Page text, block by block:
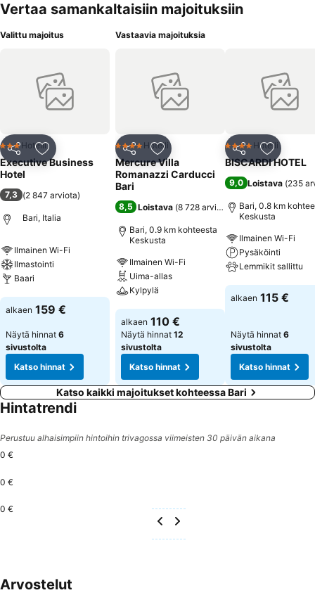
Vertaa samankaltaisiin majoituksiin
Valittu majoitus
Jaa Lisää suosikkeihin
3 Tähtiluokitus
Hotelli
Executive Business
Hotel
7,3 (2 847 arviota)
Bari, Italia
Ilmainen Wi-Fi
Ilmastointi
Baari
Katso hinnat
alkaen 159 €
Näytä hinnat 6
sivustolta
Katso hinnat
Vastaavia majoituksia
Jaa Lisää suosikkeihin
4 Tähtiluokitus
Hotelli
Mercure Villa
Romanazzi Carducci
Bari
8,5 Loistava (8 728 arviota)
Bari, 0.9 km kohteesta
Keskusta
Ilmainen Wi-Fi
Uima-allas
Kylpylä
Katso hinnat
alkaen 110 €
Näytä hinnat 12
sivustolta
Katso hinnat
Jaa Lisää
4 Tähtiluokitus
Hotelli
BISCARDI HOTEL
9,0 Loistava (235
Bari, 0.8 km
Keskusta
Ilmainen Wi-Fi
Pysäköinti
Lemmikit sallittu
Katso hinnat
alkaen 115 €
Näytä hinnat 6
sivustolta
Katso hinnat
Katso kaikki majoitukset kohteessa Bari
Hintatrendi
Perustuu alhaisimpiin hintoihin trivagossa viimeisten 30 päivän aikana
0 €
0 €
0 €
Arvostelut